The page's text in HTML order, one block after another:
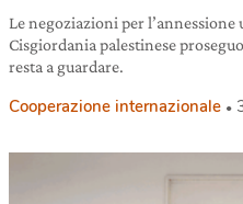
Le negoziazioni per
Cisgiordania palestinese
resta a guardare.
Cooperazione internazionale